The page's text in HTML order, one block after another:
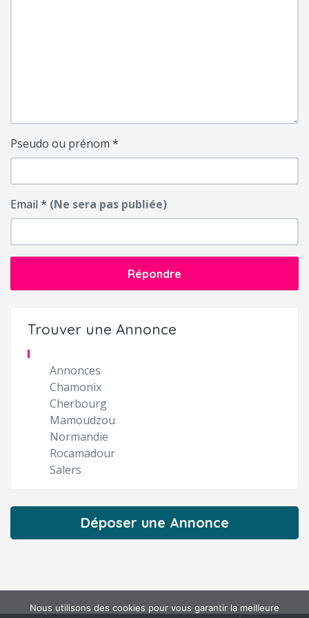
Pseudo ou prénom *
Email * (Ne sera pas publiée)
Répondre
Trouver une Annonce
Annonces
Chamonix
Cherbourg
Mamoudzou
Normandie
Rocamadour
Salers
Déposer une Annonce
Nous utilisons des cookies pour vous garantir la meilleure